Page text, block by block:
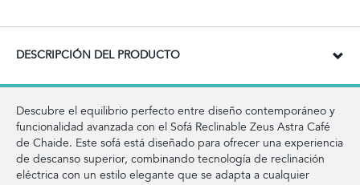
DESCRIPCIÓN DEL PRODUCTO
Descubre el equilibrio perfecto entre diseño contemporáneo y
funcionalidad avanzada con el Sofá Reclinable Zeus Astra Café
de Chaide. Este sofá está diseñado para ofrecer una experiencia
de descanso superior, combinando tecnología de reclinación
eléctrica con un estilo elegante que se adapta a cualquier